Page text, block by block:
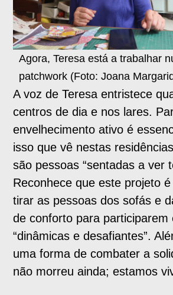
Agora, Teresa está a trabalhar
patchwork (Foto: Joana
A voz de Teresa entristece
centros de dia e nos lares.
envelhecimento ativo é
isso que vê nestas
são pessoas “sentadas a ver
Reconhece que este projeto
tirar as pessoas dos sofás e
de conforto para participarem
“dinâmicas e desafiantes”.
uma forma de combater a
não morreu ainda; estamos